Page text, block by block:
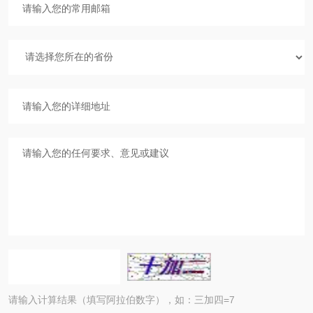
请输入计算结果（填写阿拉伯数字），如：三加四=7